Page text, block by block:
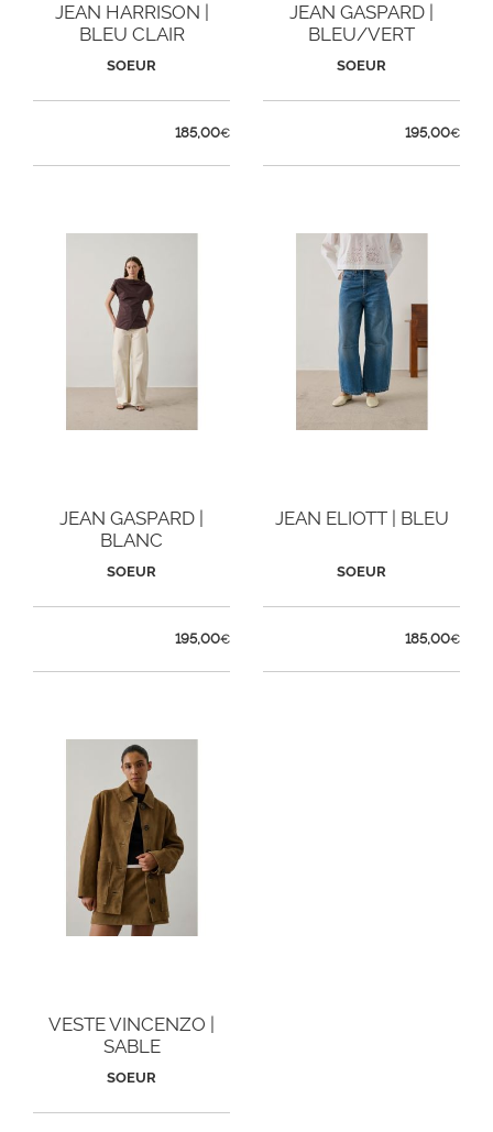
JEAN HARRISON |
BLEU CLAIR
SOEUR
185,00€
JEAN GASPARD |
BLEU/VERT
SOEUR
195,00€
JEAN GASPARD |
BLANC
SOEUR
195,00€
JEAN ELIOTT | BLEU
SOEUR
185,00€
VESTE VINCENZO |
SABLE
SOEUR